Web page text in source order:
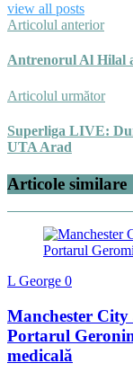
view all posts
Articolul anterior
Antrenorul Al Hilal
Articolul următor
Superliga LIVE:
UTA Arad
Articole similare
L George 0
Manchester
Portarul
medicală